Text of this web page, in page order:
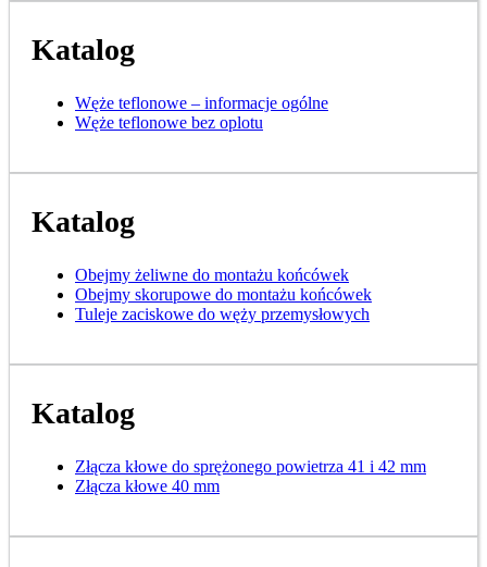
Katalog
Węże teflonowe – informacje ogólne
Węże teflonowe bez oplotu
Katalog
Obejmy żeliwne do montażu końcówek
Obejmy skorupowe do montażu końcówek
Tuleje zaciskowe do węży przemysłowych
Katalog
Złącza kłowe do sprężonego powietrza 41 i 42 mm
Złącza kłowe 40 mm